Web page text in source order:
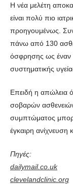
Η νέα μελέτη
είναι πολύ πιο
προηγουμένως.
πάνω από 130
όσφρησης ως έναν
συστηματικής
Επειδή η απώλεια
σοβαρών
συμπτώματος
έγκαιρη ανίχνευση
Πηγές:
dailymail.co.uk
clevelandclinic.org